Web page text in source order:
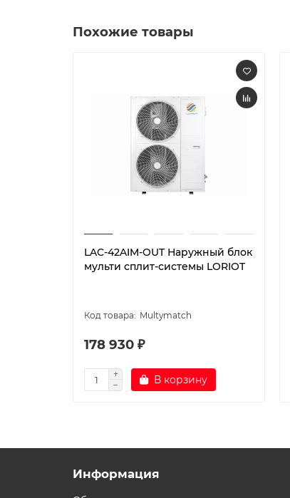
Похожие товары
LAC-42AIM-OUT Наружный блок
мульти сплит-системы LORIOT
Multymatch
178 930 ₽
В корзину
Информация